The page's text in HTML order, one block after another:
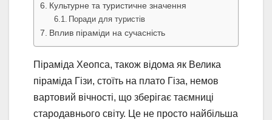
Культурне та туристичне значення
Поради для туристів
Вплив піраміди на сучасність
Піраміда Хеопса, також відома як Велика
піраміда Гізи, стоїть на плато Гіза, немов
вартовий вічності, що зберігає таємниці
стародавнього світу. Це не просто найбільша